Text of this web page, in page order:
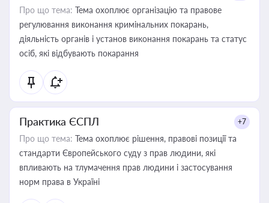
Про що тема: Тема охоплює організацію та правове
регулювання виконання кримінальних покарань,
діяльність органів і установ виконання покарань та статус
осіб, які відбувають покарання
Практика ЄСПЛ +7
Про що тема: Тема охоплює рішення, правові позиції та
стандарти Європейського суду з прав людини, які
впливають на тлумачення прав людини і застосування
норм права в Україні